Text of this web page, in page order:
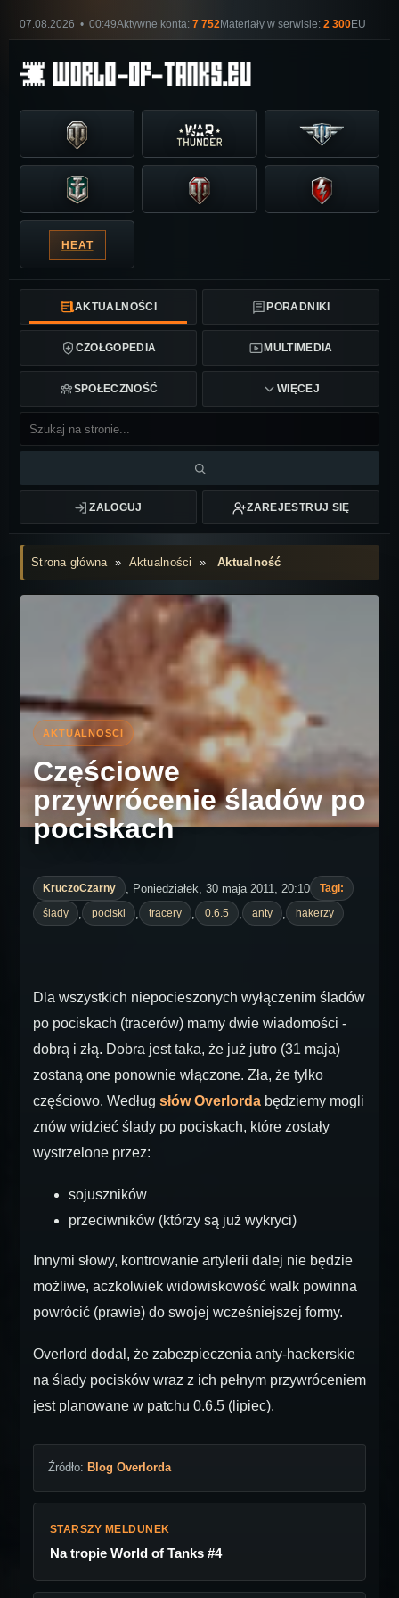
07.08.2026 • 00:49Aktywne konta: 7 752Materiały w serwisie: 2 300EU
HEAT
AKTUALNOŚCI PORADNIKI
CZOŁGOPEDIA MULTIMEDIA
SPOŁECZNOŚĆ WIĘCEJ
ZALOGUJ ZAREJESTRUJ SIĘ
Strona główna» Aktualności »Aktualność
Częściowe
przywrócenie śladów po
pociskach
KruczoCzarny , Poniedziałek, 30 maja 2011, 20:10
Tagi:
ślady
pociski tracery 0.6.5 anty hakerzy
Dla wszystkich niepocieszonych wyłączenim śladów
po pociskach (tracerów) mamy dwie wiadomości -
dobrą i złą. Dobra jest taka, że już jutro (31 maja)
zostaną one ponownie włączone. Zła, że tylko
częściowo. Według słów Overlorda będziemy mogli
znów widzieć ślady po pociskach, które zostały
wystrzelone przez:
sojuszników
przeciwników (którzy są już wykryci)
Innymi słowy, kontrowanie artylerii dalej nie będzie
możliwe, aczkolwiek widowiskowość walk powinna
powrócić (prawie) do swojej wcześniejszej formy.
Overlord dodal, że zabezpieczenia anty-hackerskie
na ślady pocisków wraz z ich pełnym przywróceniem
jest planowane w patchu 0.6.5 (lipiec).
Źródło: Blog Overlorda
STARSZY MELDUNEK
Na tropie World of Tanks #4